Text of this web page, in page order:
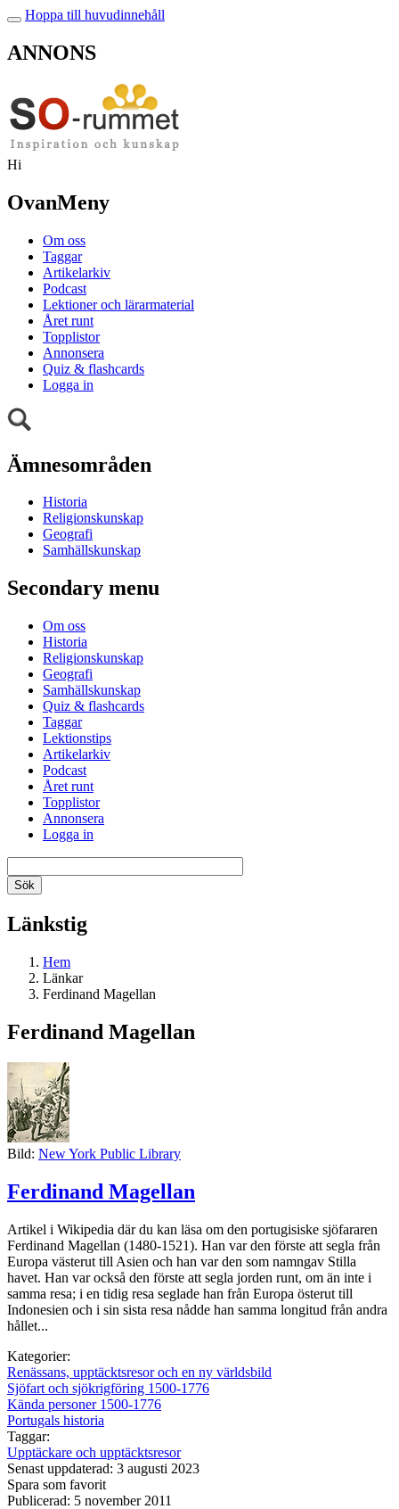
Hoppa till huvudinnehåll
ANNONS
Hi
OvanMeny
Om oss
Taggar
Artikelarkiv
Podcast
Lektioner och lärarmaterial
Året runt
Topplistor
Annonsera
Quiz & flashcards
Logga in
Ämnesområden
Historia
Religionskunskap
Geografi
Samhällskunskap
Secondary menu
Om oss
Historia
Religionskunskap
Geografi
Samhällskunskap
Quiz & flashcards
Taggar
Lektionstips
Artikelarkiv
Podcast
Året runt
Topplistor
Annonsera
Logga in
Länkstig
Hem
Länkar
Ferdinand Magellan
Ferdinand Magellan
Bild: New York Public Library
Ferdinand Magellan
Artikel i Wikipedia där du kan läsa om den portugisiske sjöfararen
Ferdinand Magellan (1480-1521). Han var den förste att segla från
Europa västerut till Asien och han var den som namngav Stilla
havet. Han var också den förste att segla jorden runt, om än inte i
samma resa; i en tidig resa seglade han från Europa österut till
Indonesien och i sin sista resa nådde han samma longitud från andra
hållet...
Kategorier:
Renässans, upptäcktsresor och en ny världsbild
Sjöfart och sjökrigföring 1500-1776
Kända personer 1500-1776
Portugals historia
Taggar:
Upptäckare och upptäcktsresor
Senast uppdaterad: 3 augusti 2023
Spara som favorit
Publicerad: 5 november 2011